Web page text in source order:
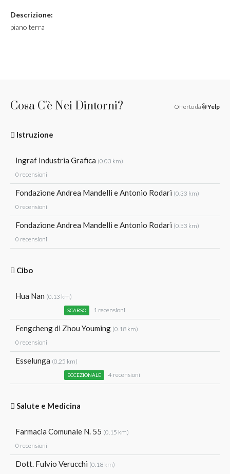
Descrizione:
piano terra
Cosa C'è Nei Dintorni? Offerto da Yelp
Istruzione
Ingraf Industria Grafica (0.03 km)
0 recensioni
Fondazione Andrea Mandelli e Antonio Rodari (0.33 km)
0 recensioni
Fondazione Andrea Mandelli e Antonio Rodari (0.53 km)
0 recensioni
Cibo
Hua Nan (0.13 km)
SCARSO 1 recensioni
Fengcheng di Zhou Youming (0.18 km)
0 recensioni
Esselunga (0.25 km)
ECCEZIONALE 4 recensioni
Salute e Medicina
Farmacia Comunale N. 55 (0.15 km)
0 recensioni
Dott. Fulvio Verucchi (0.18 km)